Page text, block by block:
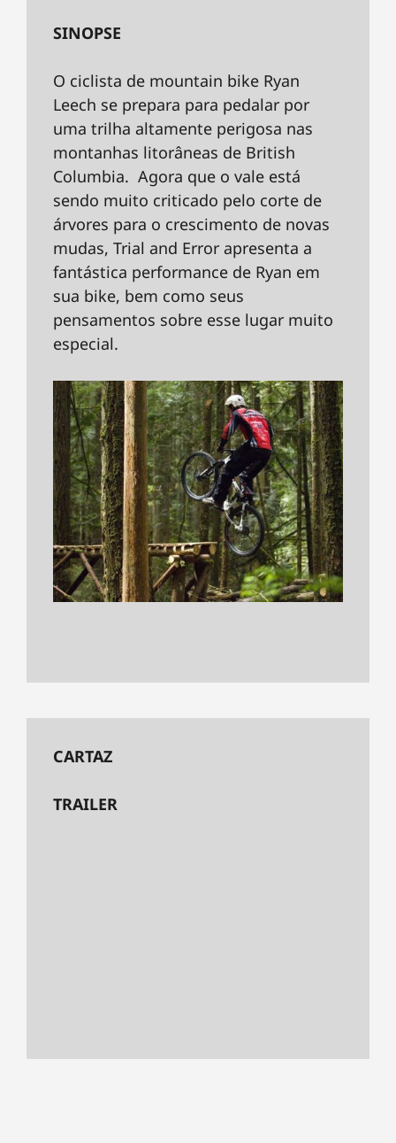
SINOPSE
O ciclista de mountain bike Ryan
Leech se prepara para pedalar por
uma trilha altamente perigosa nas
montanhas litorâneas de British
Columbia. Agora que o vale está
sendo muito criticado pelo corte de
árvores para o crescimento de novas
mudas, Trial and Error apresenta a
fantástica performance de Ryan em
sua bike, bem como seus
pensamentos sobre esse lugar muito
especial.
CARTAZ
TRAILER